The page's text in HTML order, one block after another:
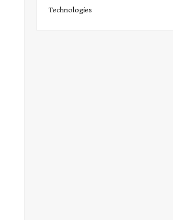
Technologies